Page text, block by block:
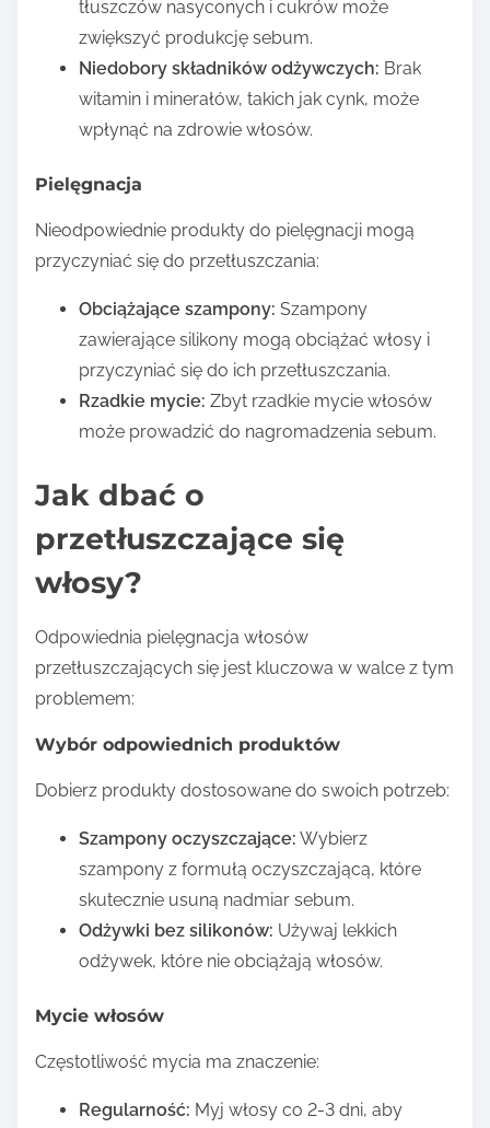
tłuszczów nasyconych i cukrów może
zwiększyć produkcję sebum.
Niedobory składników odżywczych: Brak
witamin i minerałów, takich jak cynk, może
wpłynąć na zdrowie włosów.
Pielęgnacja
Nieodpowiednie produkty do pielęgnacji mogą
przyczyniać się do przetłuszczania:
Obciążające szampony: Szampony
zawierające silikony mogą obciążać włosy i
przyczyniać się do ich przetłuszczania.
Rzadkie mycie: Zbyt rzadkie mycie włosów
może prowadzić do nagromadzenia sebum.
Jak dbać o
przetłuszczające się
włosy?
Odpowiednia pielęgnacja włosów
przetłuszczających się jest kluczowa w walce z tym
problemem:
Wybór odpowiednich produktów
Dobierz produkty dostosowane do swoich potrzeb:
Szampony oczyszczające: Wybierz
szampony z formułą oczyszczającą, które
skutecznie usuną nadmiar sebum.
Odżywki bez silikonów: Używaj lekkich
odżywek, które nie obciążają włosów.
Mycie włosów
Częstotliwość mycia ma znaczenie:
Regularność: Myj włosy co 2-3 dni, aby